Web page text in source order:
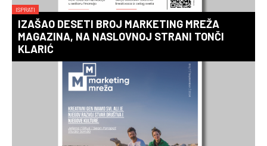
ISPRATI
IZAŠAO DESETI BROJ MARKETING MREŽA
MAGAZINA, NA NASLOVNOJ STRANI TONČI
KLARIĆ